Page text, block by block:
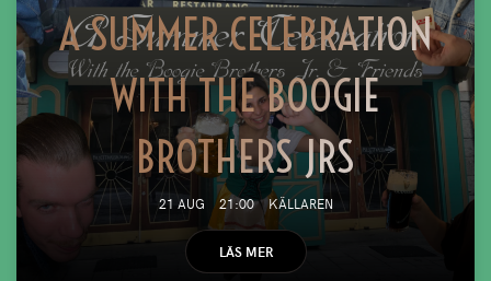
A SUMMER CELEBRATION
WITH THE BOOGIE
BROTHERS JRS
21 AUG 21:00 KÄLLAREN
LÄS MER